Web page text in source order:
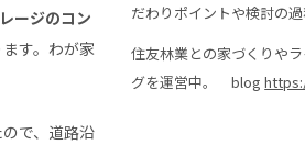
だわりポイントや検討の
住友林業との家づくりや
グを運営中。 blog
ージのコン
す。わが家
で、道路沿